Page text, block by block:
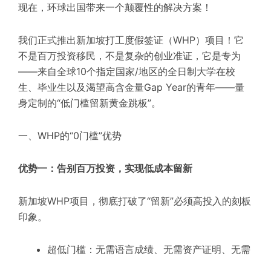
现在，环球出国带来一个颠覆性的解决方案！
我们正式推出新加坡打工度假签证（WHP）项目！它
不是百万投资移民，不是复杂的创业准证，它是专为
——来自全球10个指定国家/地区的全日制大学在校
生、毕业生以及渴望高含金量Gap Year的青年——量
身定制的“低门槛留新黄金跳板”。
一、WHP的“0门槛”优势
优势一：告别百万投资，实现低成本留新
新加坡WHP项目，彻底打破了“留新”必须高投入的刻板
印象。
超低门槛：无需语言成绩、无需资产证明、无需